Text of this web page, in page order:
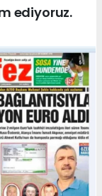
ediyoruz.